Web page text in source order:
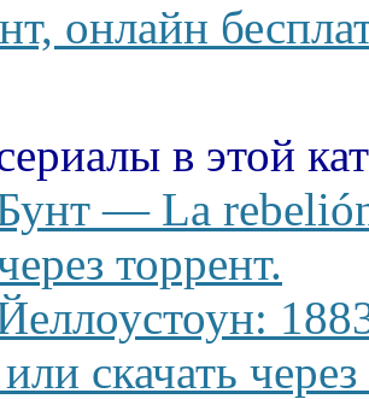
онлайн
в этой
— La
торрент.
скачать